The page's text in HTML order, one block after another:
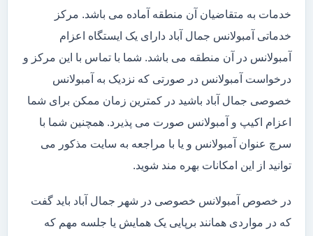
خدمات به متقاضیان آن منطقه آماده می باشد. مرکز
خدماتی آمبولانس جمال آباد دارای یک ایستگاه اعزام
آمبولانس در آن منطقه می باشد. شما با تماس با این مرکز و
درخواست آمبولانس در صورتی که نزدیک به آمبولانس
خصوصی جمال آباد باشید در کمترین زمان ممکن برای شما
اعزام اکیپ و آمبولانس صورت می پذیرد. همچنین شما با
سرچ عنوان آمبولانس و یا با مراجعه به سایت مذکور می
توانید از این امکانات بهره مند شوید.
در خصوص آمبولانس خصوصی در شهر جمال آباد باید گفت
که در مواردی همانند برپایی یک همایش یا جلسه مهم که